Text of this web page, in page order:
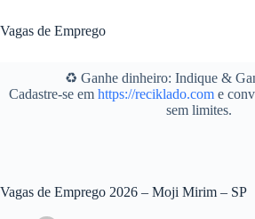
para
o
Vagas de Emprego
♻️ Ganhe dinheiro: Indique &
Cadastre-se em https://reciklado.come
sem limites.
Vagas de Emprego 2026 – Moji Mirim – SP